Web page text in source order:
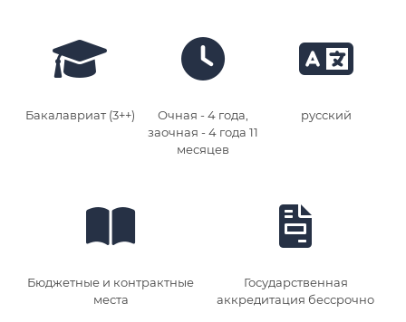
Бакалавриат (3++)
Очная - 4 года,
заочная - 4 года 11
месяцев
русский
Бюджетные и контрактные
места
Государственная
аккредитация бессрочно